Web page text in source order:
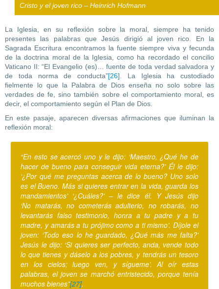
Cristo y el joven rico – Heinrich Hofmann
La Iglesia, en su reflexión sobre la moral, siempre ha tenido
presentes las palabras que Jesús dirigió al joven rico. En la
Sagrada Escritura encontramos la fuente siempre viva y fecunda
de la doctrina moral de la Iglesia, como ha recordado el concilio
Vaticano II: “El Evangelio (es)… fuente de toda verdad salvadora y
de toda norma de conducta”[26] . La Iglesia ha custodiado
fielmente lo que la Palabra de Dios enseña no solo sobre las
verdades de fe, sino también sobre el comportamiento moral, es
decir, el comportamiento según el Plan de Dios.
En este pasaje, aparecen diversas afirmaciones que iluminan la
reflexión moral:
“En esto se acercó uno y le dijo: ‘Maestro, ¿Qué he de
hacer de bueno para conseguir vida eterna?’ Él le dijo:
‘¿Por qué me preguntas acerca de lo bueno? Uno solo
es el Bueno. Más si quieres entrar en la vida, guarda los
mandamientos’ ‘¿Cuáles?’ – le dice él. Y Jesús dijo
‘No matarás, no cometerás adulterio, no robarás, no
levantarás falso testimonio, honra a tu padre y a tu
madre, y amarás a tu prójimo como a ti mismo’. Díjole el
joven: ‘Todo eso lo he guardado, ¿Qué más me falta?’
Jesús le dijo: ‘Si quieres ser perfecto, anda, vende todo
lo que tienes y dáselo a los pobres, y tendrás un tesoro
en los cielos; luego ven, y sígueme’. Al oír estas
palabras, el joven se marchó entristecido, porque tenía
muchos bienes”[27].